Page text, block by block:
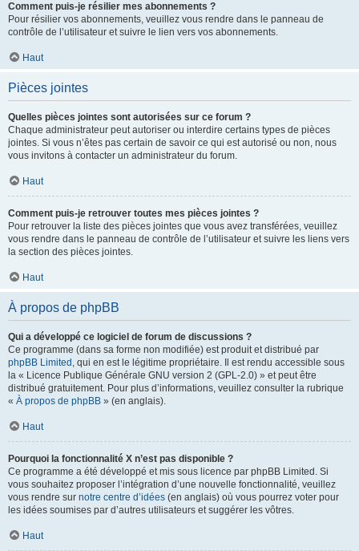
Comment puis-je résilier mes abonnements ?
Pour résilier vos abonnements, veuillez vous rendre dans le panneau de
contrôle de l’utilisateur et suivre le lien vers vos abonnements.
Haut
Pièces jointes
Quelles pièces jointes sont autorisées sur ce forum ?
Chaque administrateur peut autoriser ou interdire certains types de pièces
jointes. Si vous n’êtes pas certain de savoir ce qui est autorisé ou non, nous
vous invitons à contacter un administrateur du forum.
Haut
Comment puis-je retrouver toutes mes pièces jointes ?
Pour retrouver la liste des pièces jointes que vous avez transférées, veuillez
vous rendre dans le panneau de contrôle de l’utilisateur et suivre les liens vers
la section des pièces jointes.
Haut
À propos de phpBB
Qui a développé ce logiciel de forum de discussions ?
Ce programme (dans sa forme non modifiée) est produit et distribué par
phpBB Limited , qui en est le légitime propriétaire. Il est rendu accessible sous
la « Licence Publique Générale GNU version 2 (GPL-2.0) » et peut être
distribué gratuitement. Pour plus d’informations, veuillez consulter la rubrique
« À propos de phpBB » (en anglais).
Haut
Pourquoi la fonctionnalité X n’est pas disponible ?
Ce programme a été développé et mis sous licence par phpBB Limited. Si
vous souhaitez proposer l’intégration d’une nouvelle fonctionnalité, veuillez
vous rendre sur notre centre d’idées (en anglais) où vous pourrez voter pour
les idées soumises par d’autres utilisateurs et suggérer les vôtres.
Haut